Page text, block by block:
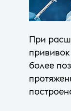
При
более